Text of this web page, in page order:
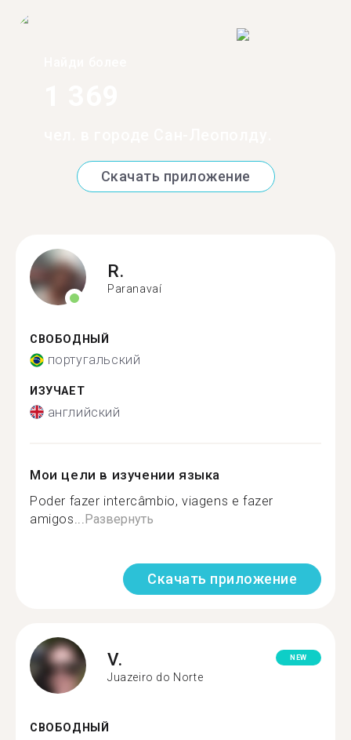
Скачать приложение
R.
Paranavaí
СВОБОДНЫЙ
португальский
ИЗУЧАЕТ
английский
Мои цели в изучении языка
Poder fazer intercâmbio, viagens e fazer
amigos... Развернуть
Скачать приложение
V.
Juazeiro do Norte
NEW
СВОБОДНЫЙ